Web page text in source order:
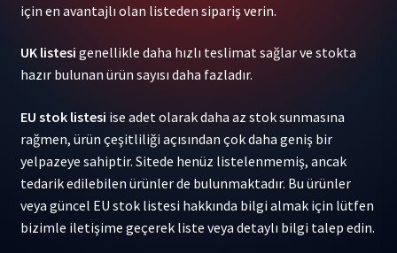
La
/
Various
adet
için en avantajlı olan listeden sipariş verin.
UK listesi genellikle daha hızlı teslimat sağlar ve stokta
hazır bulunan ürün sayısı daha fazladır.
EU stok listesi ise adet olarak daha az stok sunmasına
rağmen, ürün çeşitliliği açısından çok daha geniş bir
yelpazeye sahiptir. Sitede henüz listelenmemiş, ancak
tedarik edilebilen ürünler de bulunmaktadır. Bu ürünler
veya güncel EU stok listesi hakkında bilgi almak için lütfen
bizimle iletişime geçerek liste veya detaylı bilgi talep edin.